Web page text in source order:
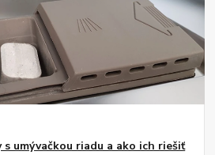
umývačkou riadu a ako ich riešiť